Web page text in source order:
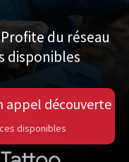
du réseau
disponibles
appel découverte
disponibles